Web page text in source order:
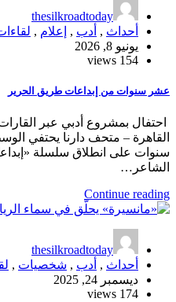
thesilkroadtoday
أحداث , أدب , إعلام ,
يونيو 8, 2026
154 views
عشر سنوات من إبداعات طريق الحرير
القاهرة – متحف دارنا يحتفي
سنوات على انطلاق سلسلة
الشاعر…
Continue reading
thesilkroadtoday
أحداث , أدب , شخصيات ,
ديسمبر 24, 2025
174 views